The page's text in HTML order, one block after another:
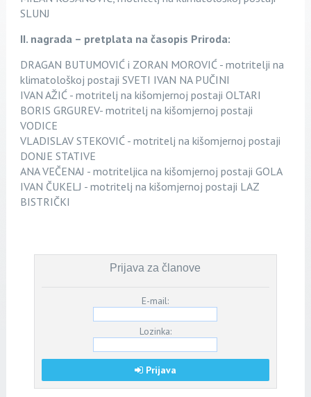
SLUNJ
II. nagrada – pretplata na časopis Priroda:
DRAGAN BUTUMOVIĆ i ZORAN MOROVIĆ - motritelji na
klimatološkoj postaji SVETI IVAN NA PUČINI
IVAN AŽIĆ - motritelj na kišomjernoj postaji OLTARI
BORIS GRGUREV- motritelj na kišomjernoj postaji
VODICE
VLADISLAV STEKOVIĆ - motritelj na kišomjernoj postaji
DONJE STATIVE
ANA VEČENAJ - motriteljica na kišomjernoj postaji GOLA
IVAN ČUKELJ - motritelj na kišomjernoj postaji LAZ
BISTRIČKI
Prijava za članove
E-mail:
Lozinka:
Prijava